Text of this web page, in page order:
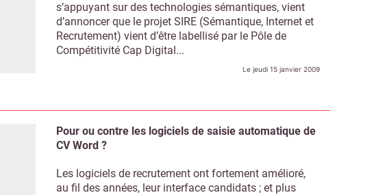
s’appuyant sur des technologies sémantiques, vient
d’annoncer que le projet SIRE (Sémantique, Internet et
Recrutement) vient d’être labellisé par le Pôle de
Compétitivité Cap Digital...
Le jeudi 15 janvier 2009
Pour ou contre les logiciels de saisie automatique de
CV Word ?
Les logiciels de recrutement ont fortement amélioré,
au fil des années, leur interface candidats ; et plus